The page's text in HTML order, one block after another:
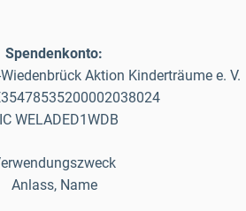
Spendenkonto:
Aktion Kinderträume e. V.
WELADED1WDB
Anlass, Name